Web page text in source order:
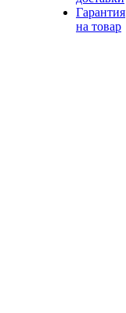
Гарантия
на товар